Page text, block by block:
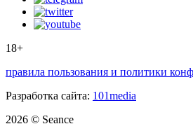
18+
правила пользования и политики
Разработка сайта: 101media
2026 © Seance